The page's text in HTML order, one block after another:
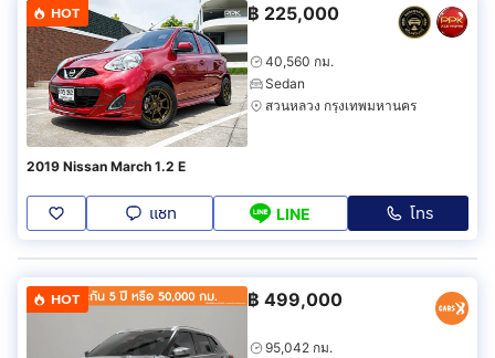
HOT ฿ 225,000
40,560 กม.
Sedan
สวนหลวง กรุงเทพมหานคร
2019 Nissan March 1.2 E
แชท LINE โทร
HOT ฿ 499,000
95,042 กม.